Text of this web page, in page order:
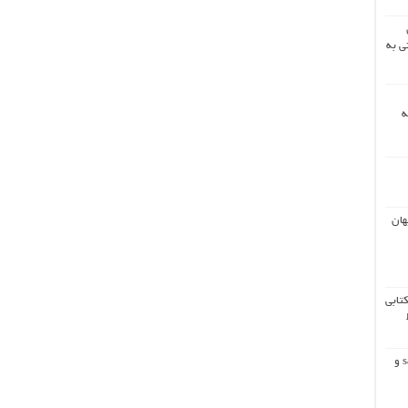
به
همه چیز درباره ایر دراپ safepal و